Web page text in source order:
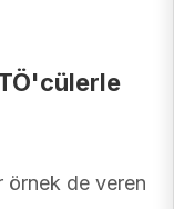
örnek de veren